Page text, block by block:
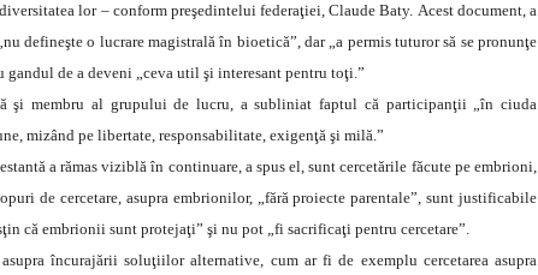
lor – conform preşedintelui federaţiei, Claude Baty. Acest document, a
defineşte o lucrare magistrală în bioetică”, dar „a permis tuturor să se pronunţe
gandul de a deveni „ceva util şi interesant pentru toţi.”
şi membru al grupului de lucru, a subliniat faptul că participanţii „în ciuda
mizând pe libertate, responsabilitate, exigenţă şi milă.”
a rămas viziblă în continuare, a spus el, sunt cercetările făcute pe embrioni,
de cercetare, asupra embrionilor, „fără proiecte parentale”, sunt justificabile
că embrionii sunt protejaţi” şi nu pot „fi sacrificaţi pentru cercetare”.
încurajării soluţiilor alternative, cum ar fi de exemplu cercetarea asupra